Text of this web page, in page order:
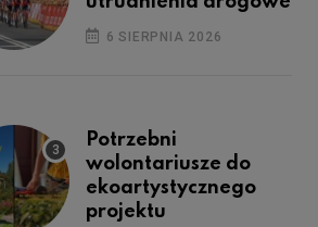
6 SIERPNIA 2026
Potrzebni
wolontariusze do
ekoartystycznego
projektu